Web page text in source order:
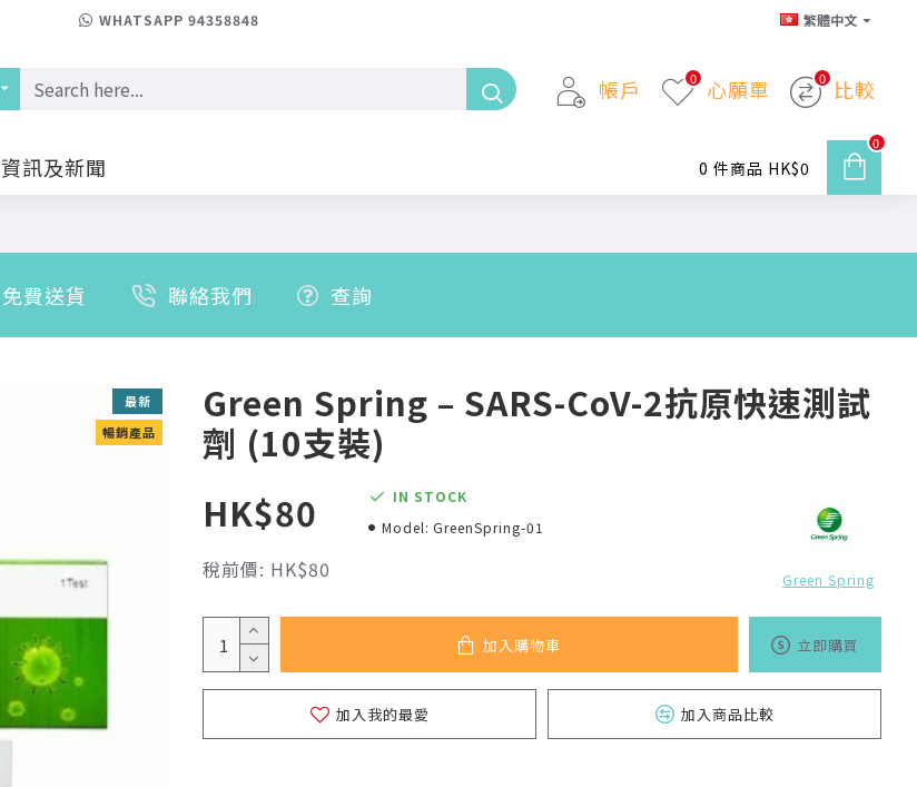
WHATSAPP 94358848 繁體中文
帳戶 心願單
0 比較
0
資訊及新聞 0 件商品 HK$0
0
免費送貨 聯絡我們 查詢
最新
暢銷產品
Green Spring – SARS-CoV-2抗原快速測試
劑 (10支裝)
HK$80
稅前價: HK$80
IN STOCK
Model: GreenSpring-01
Green Spring
加入購物車 立即購買
加入我的最愛 加入商品比較